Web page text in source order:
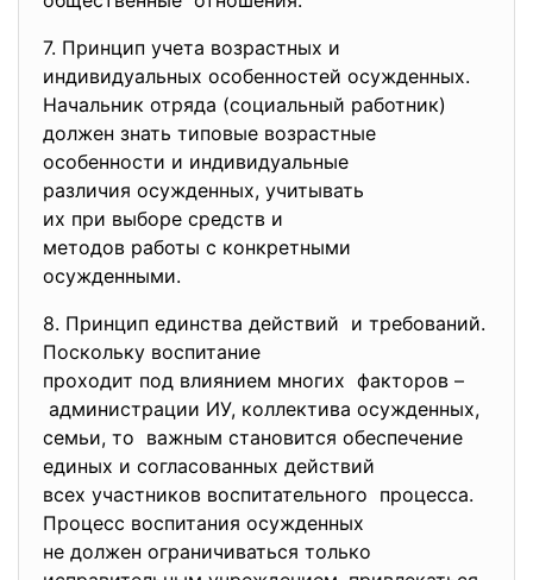
7. Принцип учета возрастных и
индивидуальных особенностей осужденных.
Начальник отряда (социальный работник)
должен знать типовые возрастные
особенности и индивидуальные
различия осужденных, учитывать
их при выборе средств и
методов работы с конкретными
осужденными.
8. Принцип единства действий и требований.
Поскольку воспитание
проходит под влиянием многих факторов –
администрации ИУ, коллектива осужденных,
семьи, то важным становится обеспечение
единых и согласованных действий
всех участников воспитательного процесса.
Процесс воспитания осужденных
не должен ограничиваться только